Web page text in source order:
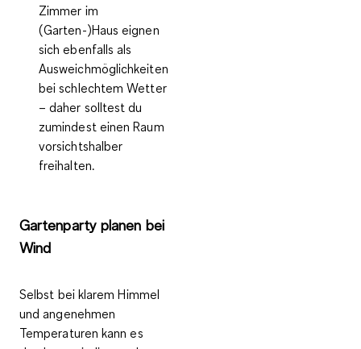
Zimmer im
(Garten-)Haus eignen
sich ebenfalls als
Ausweichmöglichkeiten
bei schlechtem Wetter
– daher solltest du
zumindest einen Raum
vorsichtshalber
freihalten.
Gartenparty planen bei
Wind
Selbst bei klarem Himmel
und angenehmen
Temperaturen kann es